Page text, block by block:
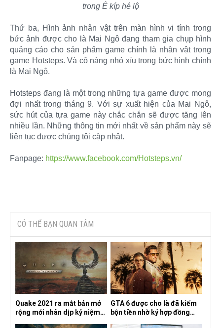
trong Ê kíp hé lộ
Thứ ba, Hình ảnh nhân vật trên màn hình vi tính trong
bức ảnh được cho là Mai Ngô đang tham gia chụp hình
quảng cáo cho sản phẩm game chính là nhân vật trong
game Hotsteps. Và cô nàng nhỏ xíu trong bức hình chính
là Mai Ngô.
Hotsteps đang là một trong những tựa game được mong
đợi nhất trong tháng 9. Với sự xuất hiện của Mai Ngô,
sức hút của tựa game này chắc chắn sẽ được tăng lên
nhiều lần. Những thông tin mới nhất về sản phẩm này sẽ
liên tục được chúng tôi cập nhật.
Fanpage: https://www.facebook.com/Hotsteps.vn/
CÓ THỂ BẠN QUAN TÂM
Quake 2021 ra mắt bản mở
rộng mới nhân dịp kỷ niệm
GTA 6 được cho là đã kiếm
bộn tiền nhờ ký hợp đồng